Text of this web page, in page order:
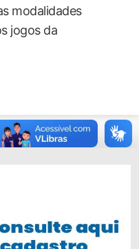
modalidades
jogos da